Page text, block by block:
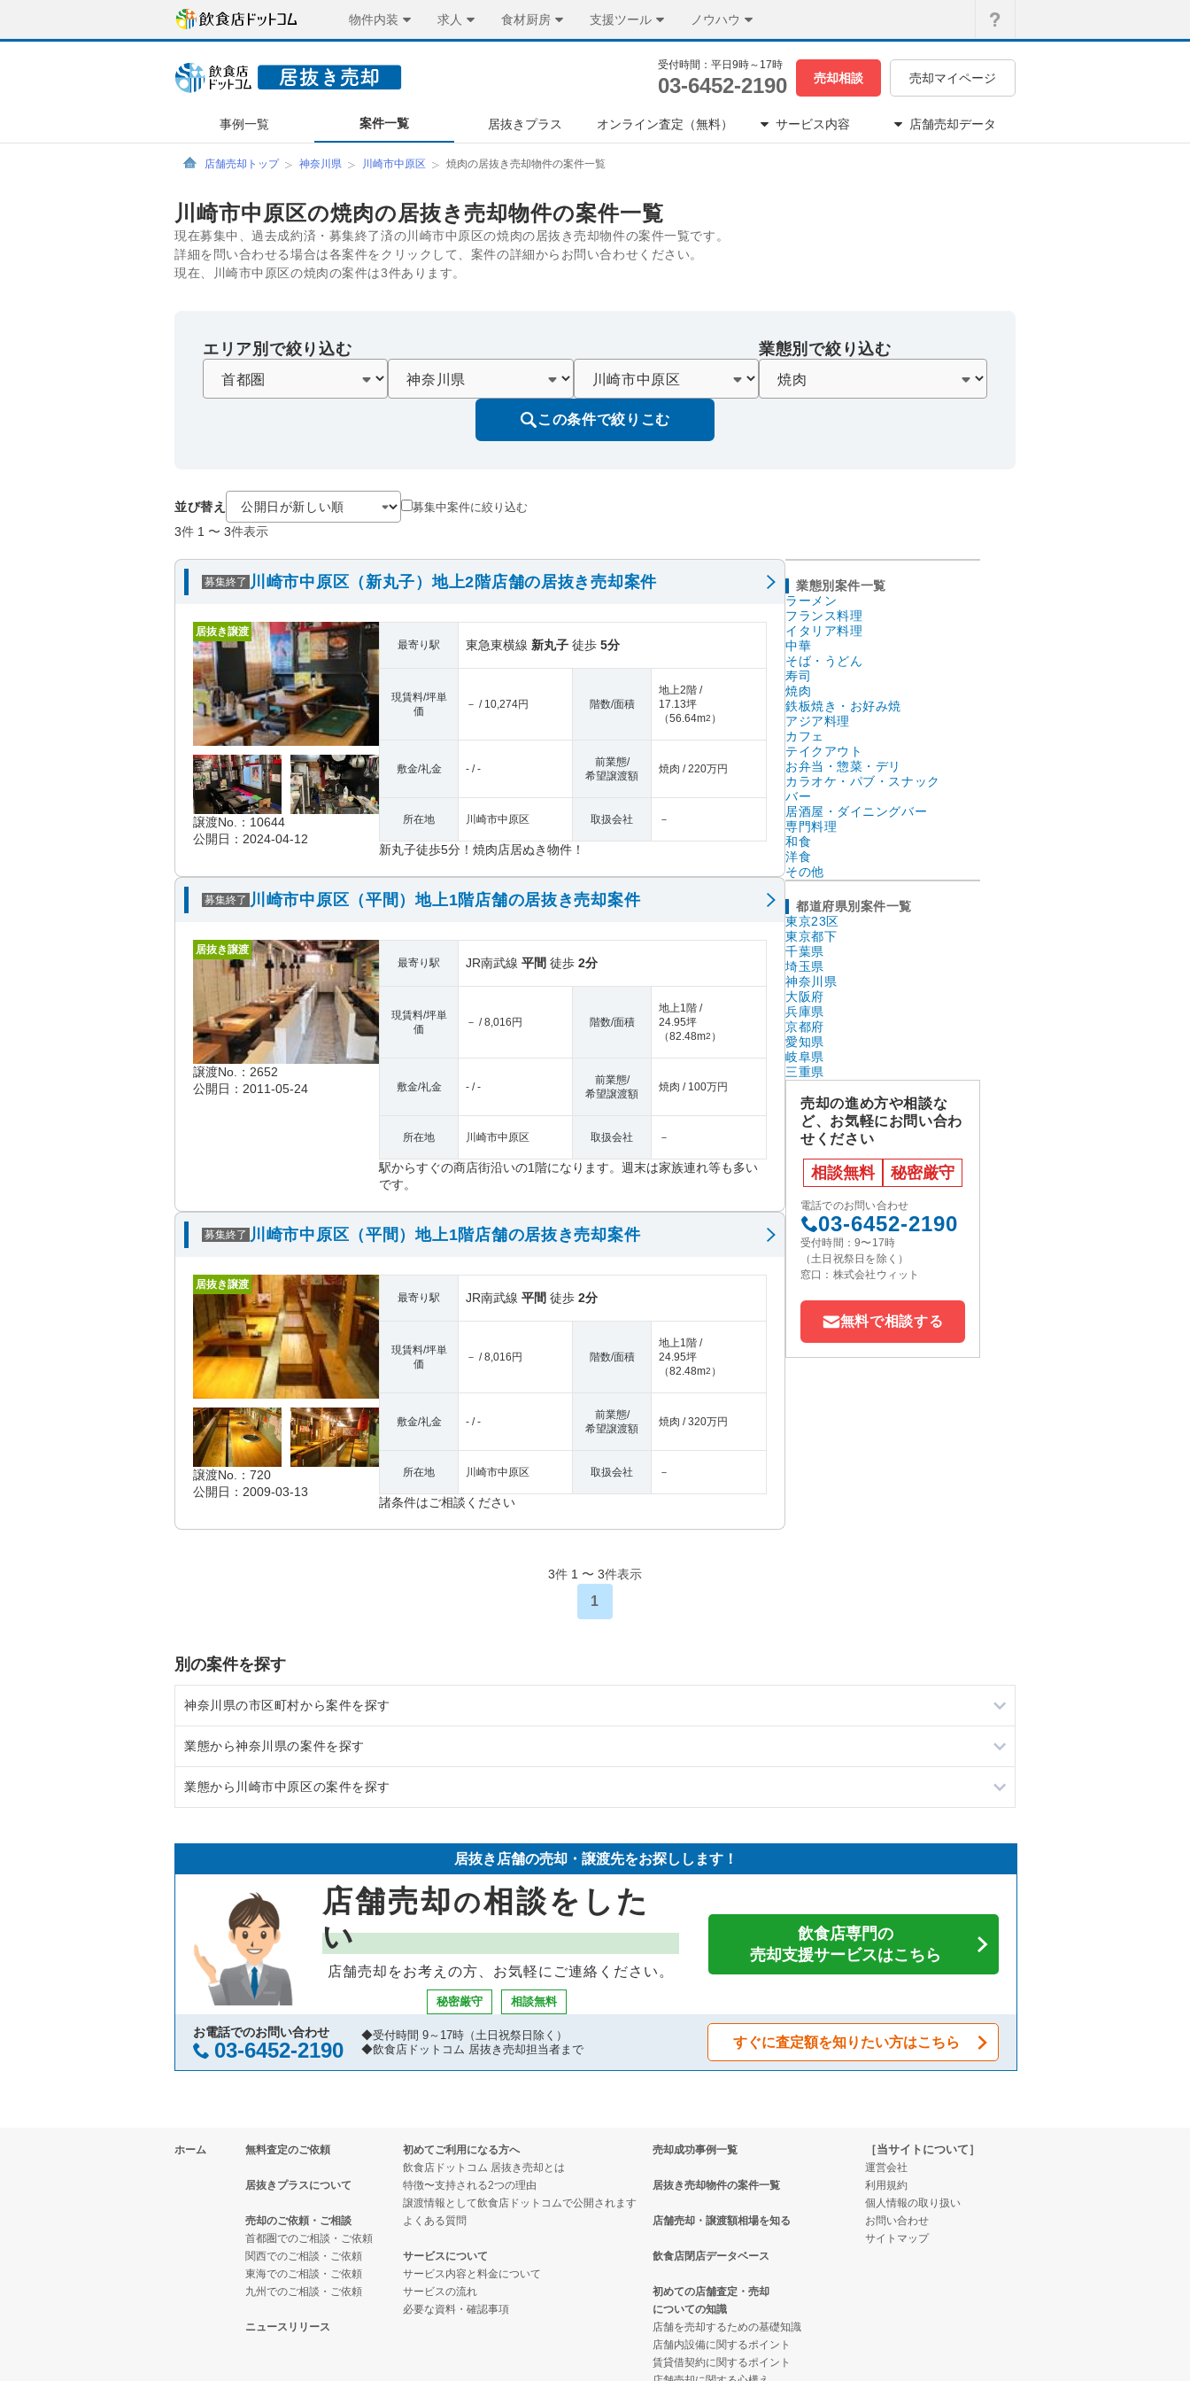
物件内装 求人 食材厨房 支援ツール ノウハウ
受付時間：平日9時～17時
03-6452-2190 売却相談 売却マイページ
事例一覧 案件一覧 居抜きプラス オンライン査定（無料） サービス内容 店舗売却データ
店舗売却トップ 神奈川県 川崎市中原区 焼肉の居抜き売却物件の案件一覧
川崎市中原区の焼肉の居抜き売却物件の案件一覧
現在募集中、過去成約済・募集終了済の川崎市中原区の焼肉の居抜き売却物件の案件一覧です。
詳細を問い合わせる場合は各案件をクリックして、案件の詳細からお問い合わせください。
現在、川崎市中原区の焼肉の案件は3件あります。
エリア別で絞り込む 業態別で絞り込む
この条件で絞りこむ
並び替え 募集中案件に絞り込む
3件 1 〜 3件表示
募集終了 川崎市中原区（新丸子）地上2階店舗の居抜き売却案件
居抜き譲渡
譲渡No.：10644
公開日：2024-04-12
最寄り駅 東急東横線 新丸子 徒歩 5分
現賃料/坪単
価
－ / 10,274円 階数/面積
地上2階 /
17.13坪
（56.64m2 ）
敷金/礼金 - / -
前業態/
希望譲渡額
焼肉 / 220万円
所在地 川崎市中原区 取扱会社 －
新丸子徒歩5分！焼肉店居ぬき物件！
募集終了 川崎市中原区（平間）地上1階店舗の居抜き売却案件
居抜き譲渡
譲渡No.：2652
公開日：2011-05-24
最寄り駅 JR南武線 平間 徒歩 2分
現賃料/坪単
価
－ / 8,016円 階数/面積
地上1階 /
24.95坪
（82.48m2 ）
敷金/礼金 - / -
前業態/
希望譲渡額
焼肉 / 100万円
所在地 川崎市中原区 取扱会社 －
駅からすぐの商店街沿いの1階になります。週末は家族連れ等も多い
です。
募集終了 川崎市中原区（平間）地上1階店舗の居抜き売却案件
居抜き譲渡
譲渡No.：720
公開日：2009-03-13
最寄り駅 JR南武線 平間 徒歩 2分
現賃料/坪単
価
－ / 8,016円 階数/面積
地上1階 /
24.95坪
（82.48m2 ）
敷金/礼金 - / -
前業態/
希望譲渡額
焼肉 / 320万円
所在地 川崎市中原区 取扱会社 －
諸条件はご相談ください
業態別案件一覧
ラーメン
フランス料理
イタリア料理
中華
そば・うどん
寿司
焼肉
鉄板焼き・お好み焼
アジア料理
カフェ
テイクアウト
お弁当・惣菜・デリ
カラオケ・パブ・スナック
バー
居酒屋・ダイニングバー
専門料理
和食
洋食
その他
都道府県別案件一覧
東京23区
東京都下
千葉県
埼玉県
神奈川県
大阪府
兵庫県
京都府
愛知県
岐阜県
三重県
売却の進め方や相談な
ど、お気軽にお問い合わ
せください
相談無料 秘密厳守
電話でのお問い合わせ
03-6452-2190
受付時間：9〜17時
（土日祝祭日を除く）
窓口：株式会社ウィット
無料で相談する
3件 1 〜 3件表示
1
別の案件を探す
神奈川県の市区町村から案件を探す
大和市の飲食店の居抜き売却物件の案件一覧
鎌倉市の飲食店の居抜き売却物件の案件一覧
川崎市高津区の飲食店の居抜き売却物件の案件一覧
横浜市鶴見区の飲食店の居抜き売却物件の案件一覧
川崎市中原区の飲食店の居抜き売却物件の案件一覧
横浜市中区の飲食店の居抜き売却物件の案件一覧
横浜市南区の飲食店の居抜き売却物件の案件一覧
横浜市港北区の飲食店の居抜き売却物件の案件一覧
横浜市都筑区の飲食店の居抜き売却物件の案件一覧
横浜市西区の飲食店の居抜き売却物件の案件一覧
川崎市宮前区の飲食店の居抜き売却物件の案件一覧
川崎市川崎区の飲食店の居抜き売却物件の案件一覧
横浜市金沢区の飲食店の居抜き売却物件の案件一覧
業態から神奈川県の案件を探す
神奈川県のラーメンの居抜き売却物件の案件一覧
神奈川県のイタリア料理の居抜き売却物件の案件一覧
神奈川県の中華の居抜き売却物件の案件一覧
神奈川県のそば・うどんの居抜き売却物件の案件一覧
神奈川県の寿司の居抜き売却物件の案件一覧
神奈川県の焼肉の居抜き売却物件の案件一覧
神奈川県の鉄板焼き・お好み焼の居抜き売却物件の案件一覧
神奈川県のカフェの居抜き売却物件の案件一覧
神奈川県のテイクアウトの居抜き売却物件の案件一覧
神奈川県のお弁当・惣菜・デリの居抜き売却物件の案件一覧
神奈川県のカラオケ・パブ・スナックの居抜き売却物件の案件一覧
神奈川県のバーの居抜き売却物件の案件一覧
業態から川崎市中原区の案件を探す
川崎市中原区のフランス料理の居抜き売却物件の案件一覧
川崎市中原区のイタリア料理の居抜き売却物件の案件一覧
川崎市中原区の中華の居抜き売却物件の案件一覧
川崎市中原区の焼肉の居抜き売却物件の案件一覧
川崎市中原区の鉄板焼き・お好み焼の居抜き売却物件の案件一覧
川崎市中原区のアジア料理の居抜き売却物件の案件一覧
川崎市中原区のテイクアウトの居抜き売却物件の案件一覧
川崎市中原区のお弁当・惣菜・デリの居抜き売却物件の案件一覧
川崎市中原区のバーの居抜き売却物件の案件一覧
川崎市中原区の居酒屋・ダイニングバーの居抜き売却物件の案件一覧
川崎市中原区の専門料理の居抜き売却物件の案件一覧
居抜き店舗の売却・譲渡先をお探しします！
店舗売却の相談をした
い
店舗売却をお考えの方、お気軽にご連絡ください。
秘密厳守 相談無料
飲食店専門の
売却支援サービスはこちら
お電話でのお問い合わせ
03-6452-2190
◆受付時間 9～17時（土日祝祭日除く）
◆飲食店ドットコム 居抜き売却担当者まで
すぐに査定額を知りたい方はこちら
ホーム 無料査定のご依頼
居抜きプラスについて
売却のご依頼・ご相談
首都圏でのご相談・ご依頼
関西でのご相談・ご依頼
東海でのご相談・ご依頼
九州でのご相談・ご依頼
ニュースリリース
初めてご利用になる方へ
飲食店ドットコム 居抜き売却とは
特徴〜支持される2つの理由
譲渡情報として飲食店ドットコムで公開されます
よくある質問
サービスについて
サービス内容と料金について
サービスの流れ
必要な資料・確認事項
売却成功事例一覧
居抜き売却物件の案件一覧
店舗売却・譲渡額相場を知る
飲食店閉店データベース
初めての店舗査定・売却
についての知識
店舗を売却するための基礎知識
店舗内設備に関するポイント
賃貸借契約に関するポイント
［当サイトについて］
運営会社
利用規約
個人情報の取り扱い
お問い合わせ
サイトマップ